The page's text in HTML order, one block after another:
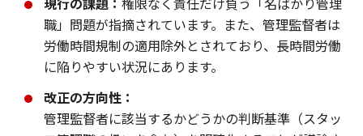
職」問題が指摘されています。また、管理監督者は
労働時間規制の適用除外とされており、長時間労働
に陥りやすい状況にあります。
改正の方向性：
管理監督者に該当するかどうかの判断基準（スタッ